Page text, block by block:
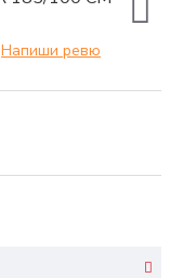
Напиши ревю